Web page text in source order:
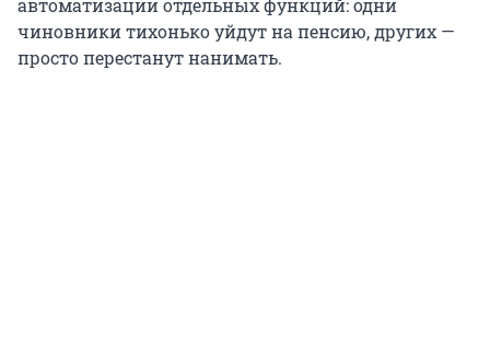
автоматизации отдельных функций: одни
чиновники тихонько уйдут на пенсию, других —
просто перестанут нанимать.